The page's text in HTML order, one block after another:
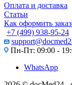
Оплата и доставка
Статьи
Как оформить
+7 (499) 938-95-24
Пн-Пт: 09:00 -
WhatsApp